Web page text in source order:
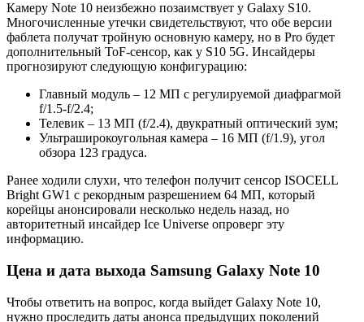
Камеру Note 10 неизбежно позаимствует у Galaxy S10.
Многочисленные утечки свидетельствуют, что обе версии
фаблета получат тройную основную камеру, но в Pro будет
дополнительный ToF-сенсор, как у S10 5G. Инсайдеры
прогнозируют следующую конфигурацию:
Главный модуль – 12 МП с регулируемой диафрагмой
f/1.5-f/2.4;
Телевик – 13 МП (f/2.4), двукратный оптический зум;
Ультраширокоугольная камера – 16 МП (f/1.9), угол
обзора 123 градуса.
Ранее ходили слухи, что телефон получит сенсор ISOCELL
Bright GW1 с рекордным разрешением 64 МП, который
корейцы анонсировали несколько недель назад, но
авторитетный инсайдер Ice Universe опроверг эту
информацию.
Цена и дата выхода Samsung Galaxy Note 10
Чтобы ответить на вопрос, когда выйдет Galaxy Note 10,
нужно проследить даты анонса предыдущих поколений